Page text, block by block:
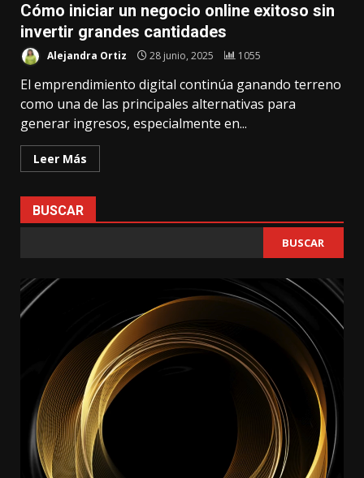
Cómo iniciar un negocio online exitoso sin
invertir grandes cantidades
Alejandra Ortiz 28 junio, 2025 1055
El emprendimiento digital continúa ganando terreno
como una de las principales alternativas para
generar ingresos, especialmente en...
Leer Más
BUSCAR
BUSCAR